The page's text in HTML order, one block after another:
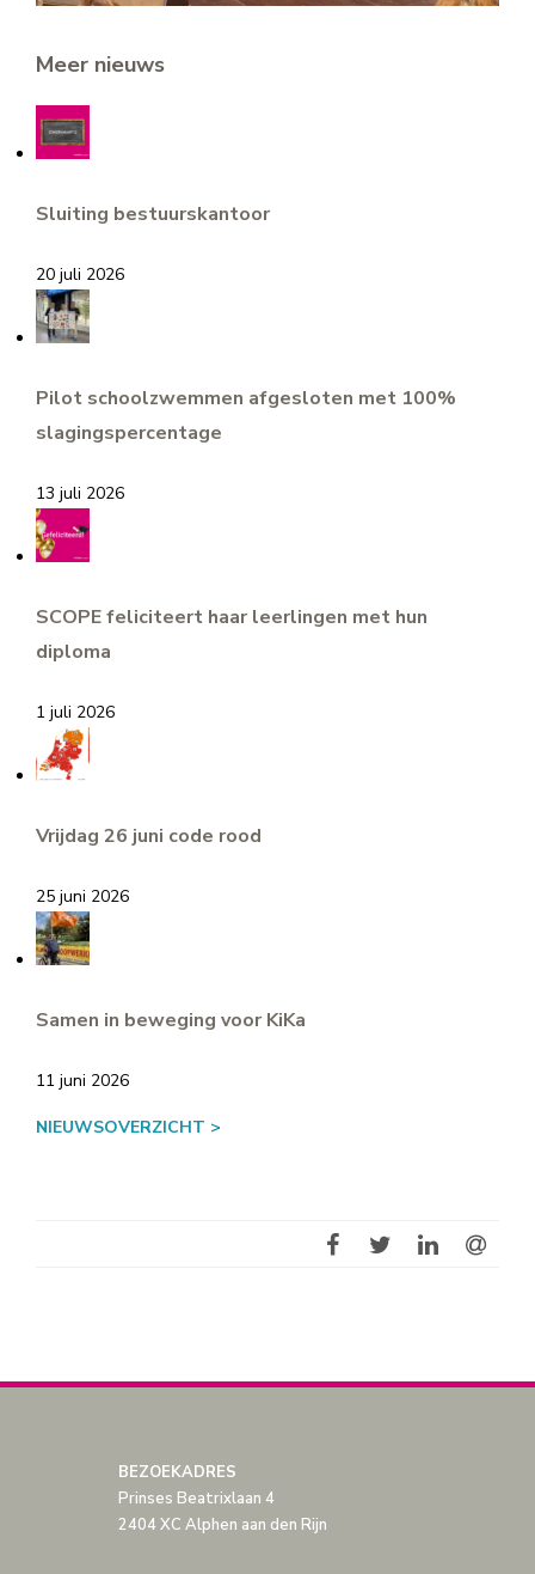
Meer nieuws
Sluiting bestuurskantoor
20 juli 2026
Pilot schoolzwemmen afgesloten met 100%
slagingspercentage
13 juli 2026
SCOPE feliciteert haar leerlingen met hun
diploma
1 juli 2026
Vrijdag 26 juni code rood
25 juni 2026
Samen in beweging voor KiKa
11 juni 2026
NIEUWSOVERZICHT >
BEZOEKADRES
Prinses Beatrixlaan 4
2404 XC Alphen aan den Rijn